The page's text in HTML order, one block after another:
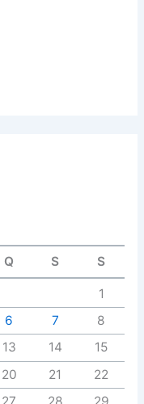
Q S S
1
6 7
8
13 14
15
20 21
22